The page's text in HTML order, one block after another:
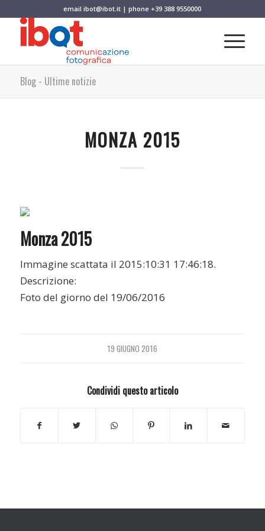
emailibot@ibot.it | phone+39 388 9550000
Blog - Ultime notizie
MONZA 2015
Monza 2015
Immagine scattata il 2015:10:31 17:46:18.
Descrizione:
Foto del giorno del 19/06/2016
19 GIUGNO 2016
Condividi questo articolo